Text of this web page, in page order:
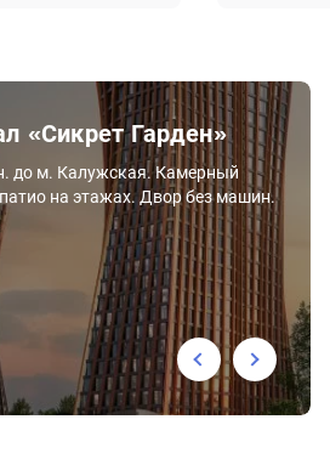
«Сикрет Гарден»
до м. Калужская. Камерный
на этажах. Двор без машин.